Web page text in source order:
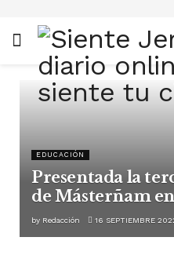
EDUCACIÓN
Presentada la
de Másterñam
by Redacción 16 SEPTIEMBRE